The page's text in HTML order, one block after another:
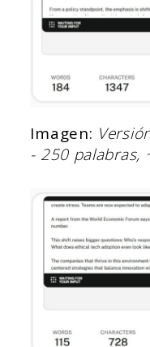
Imagen:
- 250 palabras,